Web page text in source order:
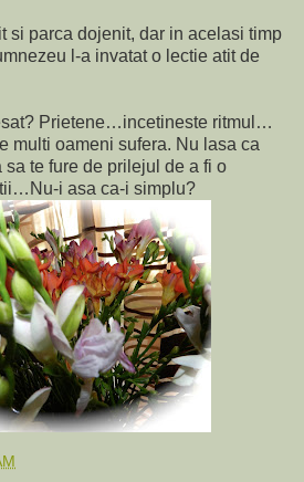
si parca dojenit, dar in acelasi timp
l-a invatat o lectie atit de
Prietene…incetineste ritmul…
multi oameni sufera. Nu lasa ca
te fure de prilejul de a fi o
i asa ca-i simplu?